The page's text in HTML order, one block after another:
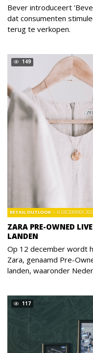
Bever introduceert
dat consumenten
terug te verkopen.
149
ZARA PRE-OWNED
LANDEN
RETAIL OUTLOOK 6 DECEMBER
Op 12 december wordt
Zara, genaamd Pre-
landen, waaronder
117